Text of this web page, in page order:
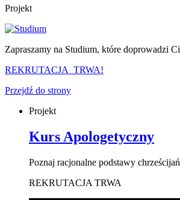
Projekt
Zapraszamy na Studium, które doprowadzi
REKRUTACJA TRWA!
Przejdź do strony
Projekt
Kurs Apologetyczny
Poznaj racjonalne podstawy
REKRUTACJA TRWA